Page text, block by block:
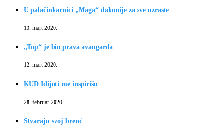
U palačinkarnici „Maga“ đakonije za sve uzraste
13. mart 2020.
„Top“ je bio prava avangarda
12. mart 2020.
KUD Idijoti me inspirišu
28. februar 2020.
Stvaraju svoj brend